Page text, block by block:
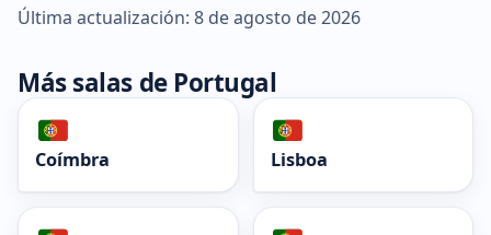
Última actualización: 8 de agosto de 2026
Más salas de Portugal
Coímbra Lisboa